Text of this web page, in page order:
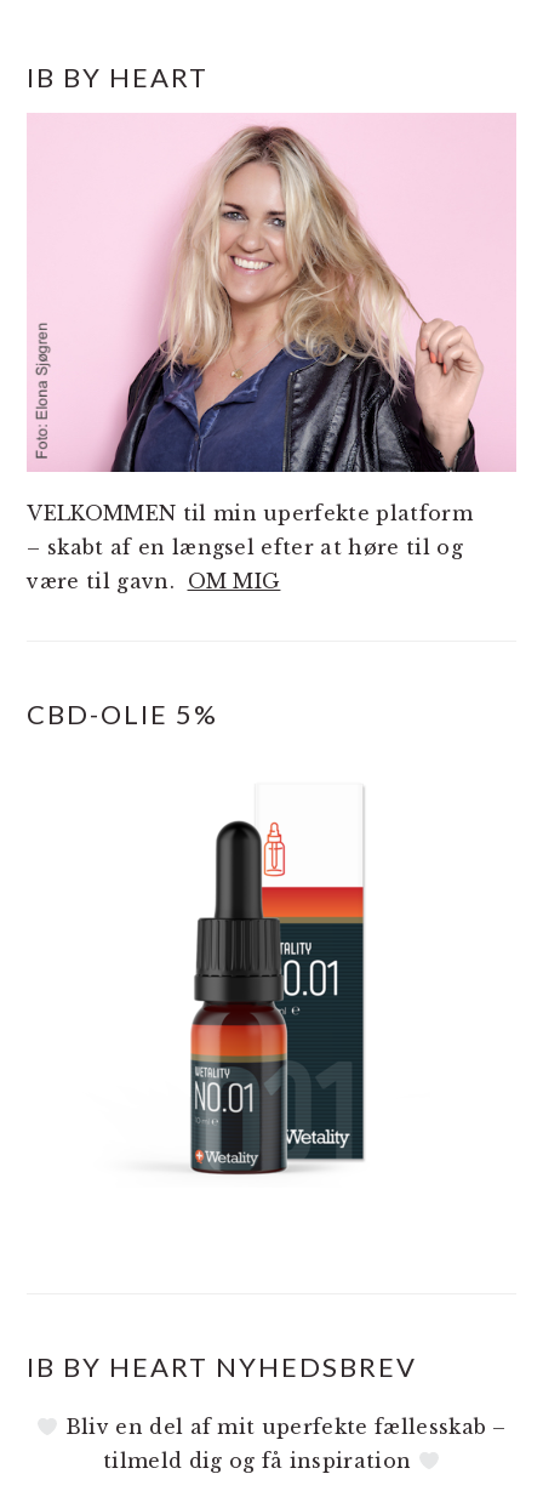
SIDEBAR
IB BY HEART
VELKOMMEN til min uperfekte platform
– skabt af en længsel efter at høre til og
være til gavn. OM MIG
CBD-OLIE 5%
IB BY HEART NYHEDSBREV
Bliv en del af mit uperfekte fællesskab –
tilmeld dig og få inspiration